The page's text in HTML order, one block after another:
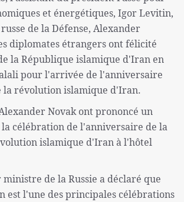
et énergétiques, Igor Levitin,
de la Défense, Alexander
diplomates étrangers ont félicité
la République islamique d'Iran en
pour l'arrivée de l'anniversaire
la révolution islamique d'Iran.
Novak ont ​​prononcé un
la célébration de l'anniversaire de la
islamique d'Iran à l'hôtel
de la Russie a déclaré que
est l'une des principales célébrations